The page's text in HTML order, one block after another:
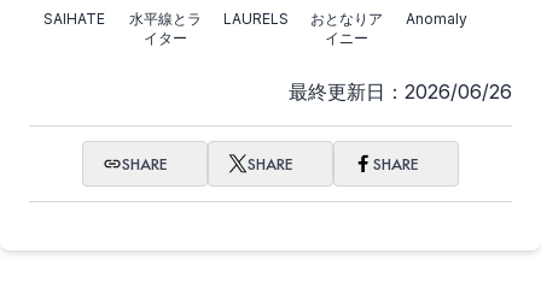
SAIHATE
水平線とラ
イター
LAURELS
おとなりア
イニー
Anomaly
最終更新日：2026/06/26
SHARE SHARE SHARE